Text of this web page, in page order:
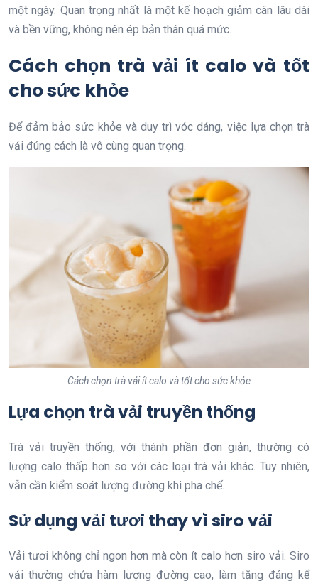
một ngày. Quan trọng nhất là một kế hoạch giảm cân lâu dài
và bền vững, không nên ép bản thân quá mức.
Cách chọn trà vải ít calo và tốt
cho sức khỏe
Để đảm bảo sức khỏe và duy trì vóc dáng, việc lựa chọn trà
vải đúng cách là vô cùng quan trọng.
Cách chọn trà vải ít calo và tốt cho sức khỏe
Lựa chọn trà vải truyền thống
Trà vải truyền thống, với thành phần đơn giản, thường có
lượng calo thấp hơn so với các loại trà vải khác. Tuy nhiên,
vẫn cần kiểm soát lượng đường khi pha chế.
Sử dụng vải tươi thay vì siro vải
Vải tươi không chỉ ngon hơn mà còn ít calo hơn siro vải. Siro
vải thường chứa hàm lượng đường cao, làm tăng đáng kể